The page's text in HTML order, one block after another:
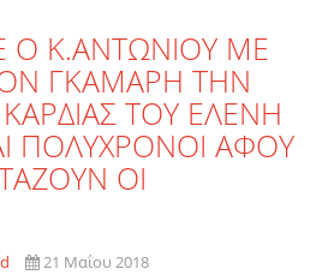
Ο Κ.ΑΝΤΩΝΙΟΥ ΜΕ
ΓΚΑΜΑΡΗ ΤΗΝ
ΤΟΥ ΕΛΕΝΗ
ΠΟΛΥΧΡΟΝΟΙ ΑΦΟΥ
ΟΙ
21 Μαΐου 2018